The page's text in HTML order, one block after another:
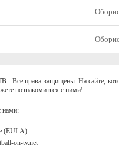
- Все права защищены. На сайте,
познакомиться с ними!
нами:
(EULA)
on-tv.net